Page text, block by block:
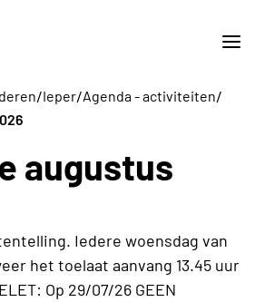
/Ieper/Agenda - activiteiten/
augustus
Iedere woensdag van
het toelaat aanvang 13.45 uur
Op 29/07/26 GEEN